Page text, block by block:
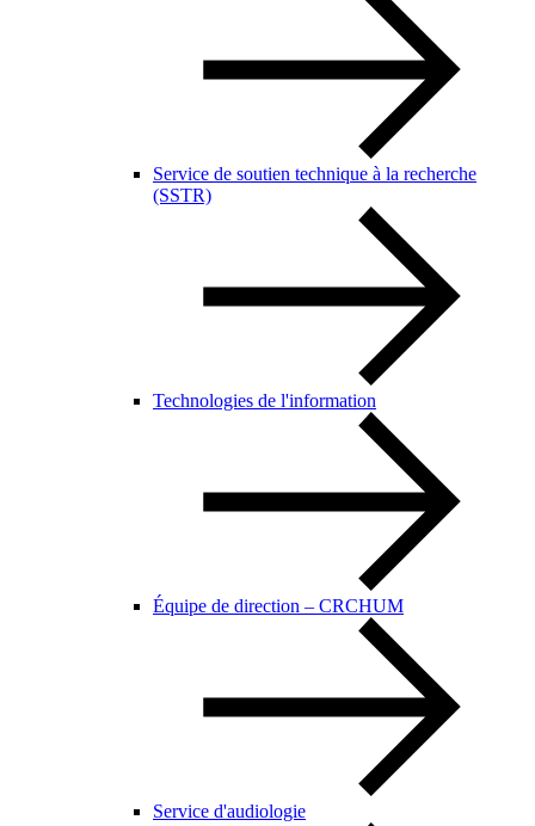
Service de soutien technique à la recherche
(SSTR)
Technologies de l'information
Équipe de direction – CRCHUM
Service d'audiologie